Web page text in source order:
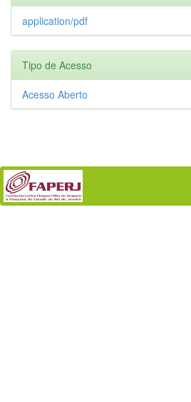
application/pdf
Tipo de Acesso
Acesso Aberto